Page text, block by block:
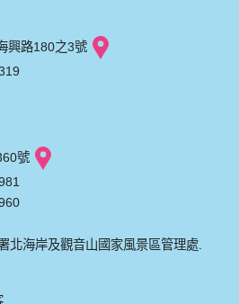
興路180之3號
號
北海岸及觀音山國家風景區管理處.